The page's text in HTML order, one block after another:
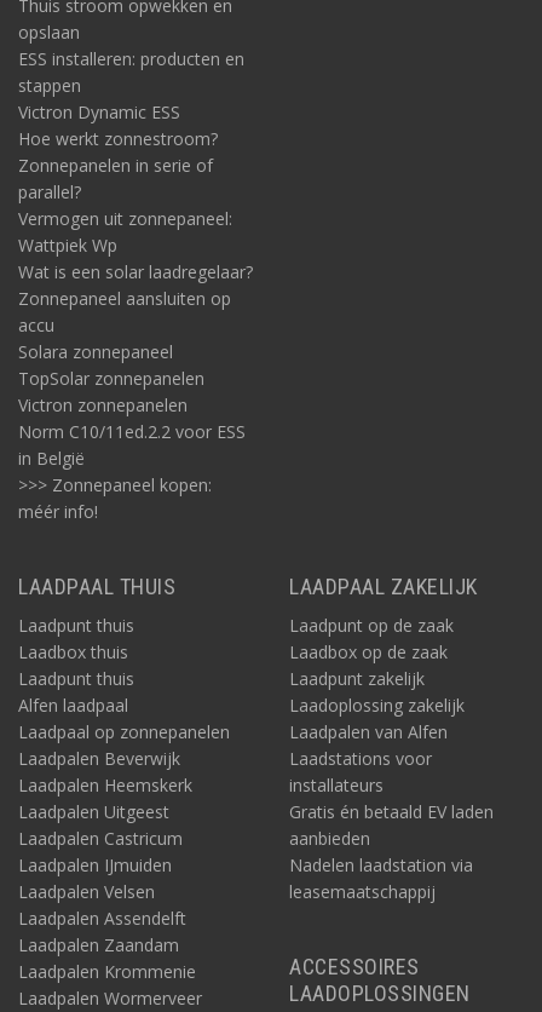
Thuis stroom opwekken en
opslaan
ESS installeren: producten en
stappen
Victron Dynamic ESS
Hoe werkt zonnestroom?
Zonnepanelen in serie of
parallel?
Vermogen uit zonnepaneel:
Wattpiek Wp
Wat is een solar laadregelaar?
Zonnepaneel aansluiten op
accu
Solara zonnepaneel
TopSolar zonnepanelen
Victron zonnepanelen
Norm C10/11ed.2.2 voor ESS
in België
>>> Zonnepaneel kopen:
méér info!
LAADPAAL THUIS
Laadpunt thuis
Laadbox thuis
Laadpunt thuis
Alfen laadpaal
Laadpaal op zonnepanelen
Laadpalen Beverwijk
Laadpalen Heemskerk
Laadpalen Uitgeest
Laadpalen Castricum
Laadpalen IJmuiden
Laadpalen Velsen
Laadpalen Assendelft
Laadpalen Zaandam
Laadpalen Krommenie
Laadpalen Wormerveer
LAADPAAL ZAKELIJK
Laadpunt op de zaak
Laadbox op de zaak
Laadpunt zakelijk
Laadoplossing zakelijk
Laadpalen van Alfen
Laadstations voor
installateurs
Gratis én betaald EV laden
aanbieden
Nadelen laadstation via
leasemaatschappij
ACCESSOIRES
LAADOPLOSSINGEN